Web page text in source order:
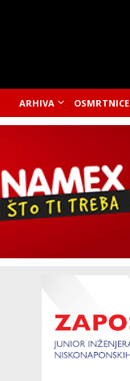
ARHIVA OSMRTNICE